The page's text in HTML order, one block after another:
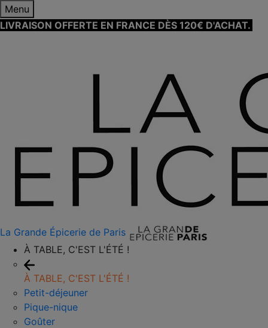
Menu
LIVRAISON OFFERTE EN FRANCE DÈS 120€ D'ACHAT.
La Grande Épicerie de Paris
À TABLE, C'EST L'ÉTÉ !
À TABLE, C'EST L'ÉTÉ !
Petit-déjeuner
Pique-nique
Goûter